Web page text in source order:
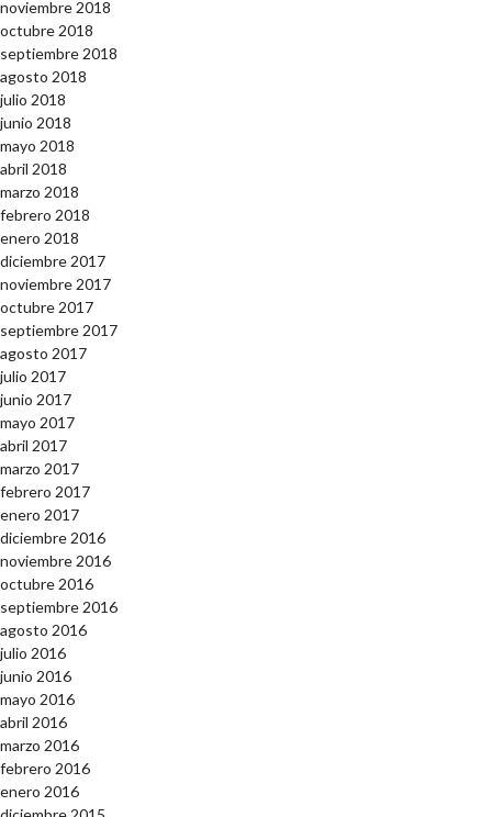
noviembre 2018
octubre 2018
septiembre 2018
agosto 2018
julio 2018
junio 2018
mayo 2018
abril 2018
marzo 2018
febrero 2018
enero 2018
diciembre 2017
noviembre 2017
octubre 2017
septiembre 2017
agosto 2017
julio 2017
junio 2017
mayo 2017
abril 2017
marzo 2017
febrero 2017
enero 2017
diciembre 2016
noviembre 2016
octubre 2016
septiembre 2016
agosto 2016
julio 2016
junio 2016
mayo 2016
abril 2016
marzo 2016
febrero 2016
enero 2016